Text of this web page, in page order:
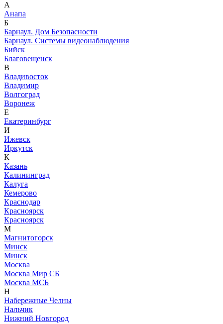
А
Анапа
Б
Барнаул. Дом Безопасности
Барнаул. Системы видеонаблюдения
Бийск
Благовещенск
В
Владивосток
Владимир
Волгоград
Воронеж
Е
Екатеринбург
И
Ижевск
Иркутск
К
Казань
Калининград
Калуга
Кемерово
Краснодар
Красноярск
Красноярск
М
Магнитогорск
Минск
Минск
Москва
Москва Мир СБ
Москва МСБ
Н
Набережные Челны
Нальчик
Нижний Новгород